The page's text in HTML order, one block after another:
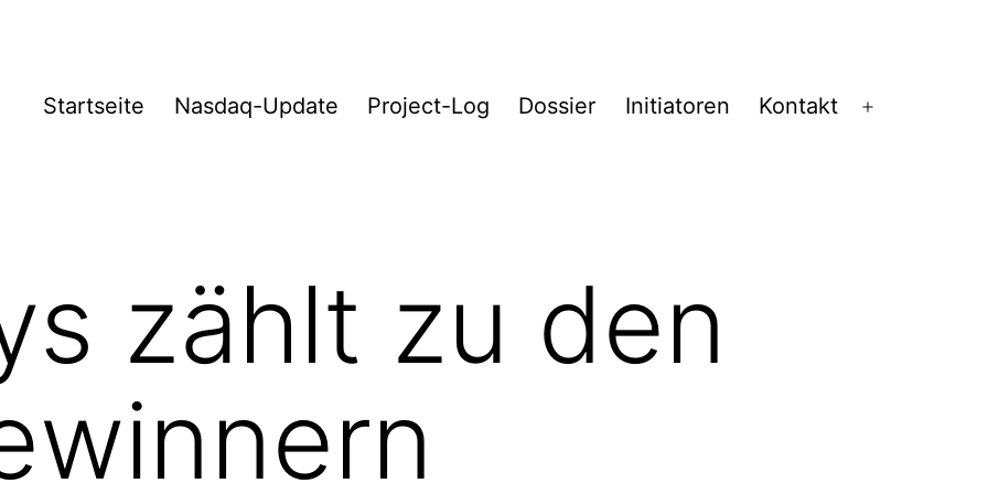
Startseite Nasdaq-Update Project-Log Dossier Initiatoren Kontakt
zählt zu den